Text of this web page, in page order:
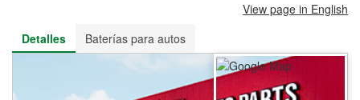
View page in English
Detalles
Baterías para autos